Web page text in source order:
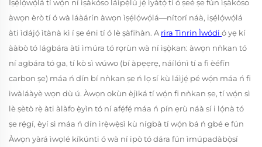
Ìṣẹ́lọ́wọ́lá tí wọ́n ní ìṣàkóso láìpẹ̀lú jẹ́ ìyàtọ́ tí ó ṣeé ṣe fún ìṣàkóso
àwọn èrò tí ó wà láàárín àwọn ìṣẹ́lọ́wọ́lá—nítorí náà, iṣẹ́lọ́wọ́lá
àti ìdájọ́ ìtànà kì í ṣe éni tí ó lè ṣàfihàn. A rira Tìnrin Ìwódi ó yẹ kí
ààbò tó lágbára àti ìmúra tó rọrùn wà ní ìṣọ̀kan: àwọn nǹkan tó
ní agbára tó ga, tí kò sì wúwo (bí àpẹẹrẹ, náílónì tí a fi èéfín
carbon ṣe) máa ń dín bí nǹkan ṣe ń lọ sí kù láìjẹ́ pé wọ́n máa ń fi
ìwàláàyè wọn dù ú. Àwọn okùn èjìká tí wọ́n fi nǹkan ṣe, tí wọ́n sì
lè ṣètò rẹ̀ àti àlàfo ẹ̀yìn tó ní afẹ́fẹ́ máa ń pín ẹrù náà sí i lọ́nà tó
ṣe rẹ́gí, èyí sì máa ń dín ìrẹ̀wẹ̀sì kù nígbà tí wọ́n bá ń gbé e fún
Àwọn yàrá ìwọlé kíkúnti ó wà ní ipò tó dára fún ìmúpadàbọ̀sí